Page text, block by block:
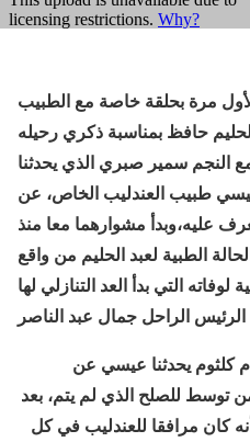
ولأول مرة بحلقة خاصة مع الطبيب
حافظ بمناسبة ذكري رحيله
النجم سمير صبري الذي يحدثنا
طبيب العندليب الخاص، عن
عليه،وبدأ مشوارهما معا منذ
الطبية لعبد الحليم من واقع
التي بدأ العد التنازلي لها
كلثوم يحدثنا عيسي عن
توسط للصلح الذي لم يتم، بعد
كان مرافقا للعندليب في كل